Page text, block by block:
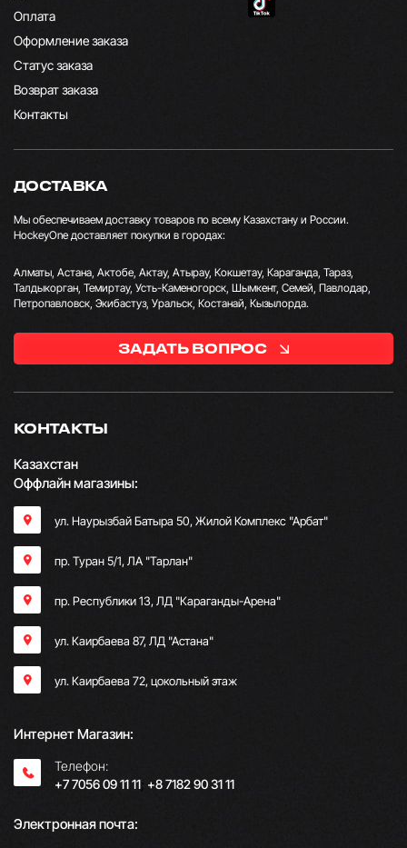
Оплата
Оформление заказа
Статус заказа
Возврат заказа
Контакты
КОНТАКТЫ
Казахстан
Оффлайн магазины:
ул. Наурызбай Батыра 50, Жилой Комплекс "Арбат"
пр. Туран 5/1, ЛА "Тарлан"
пр. Республики 13, ​ЛД "Караганды-Арена"
ул. Каирбаева 87, ЛД "Астана"
ул. Каирбаева 72, цокольный этаж
Интернет Магазин:
Телефон:
+7 7056 09 11 11; +8 7182 90 31 11
Электронная почта:
ДОСТАВКА
Мы обеспечиваем доставку товаров по всему Казахстану и России.
HockeyOne доставляет покупки в городах:
Алматы, Астана, Актобе, Актау, Атырау, Кокшетау, Караганда, Тараз,
Талдыкорган, Темиртау, Усть-Каменогорск, Шымкент, Семей, Павлодар,
Петропавловск, Экибастуз, Уральск, Костанай, Кызылорда.
ЗАДАТЬ ВОПРОС